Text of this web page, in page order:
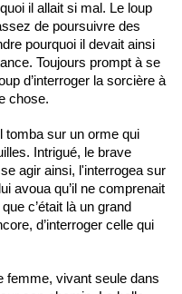
il allait si mal. Le loup
de poursuivre des
pourquoi il devait ainsi
Toujours prompt à se
d’interroger la sorcière à
chose.
tomba sur un orme qui
Intrigué, le brave
agir ainsi, l'interrogea sur
avoua qu’il ne comprenait
c’était là un grand
d’interroger celle qui
femme, vivant seule dans